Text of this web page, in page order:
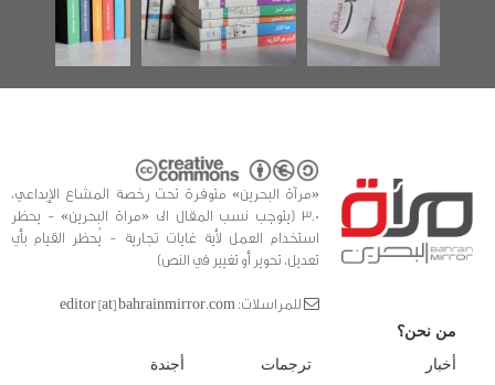
للدراسات والتوثيق
«مرآة البحرين» متوفرة تحت رخصة المشاع الإبداعي،
3.0 (يتوجب نسب المقال الى «مراة البحرين» - يحظر
استخدام العمل لأية غايات تجارية - يُحظر القيام بأي
تعديل، تحوير أو تغيير في النص)
للمراسلات: editor [at] bahrainmirror.com
من نحن؟
أخبار
ترجمات أجندة